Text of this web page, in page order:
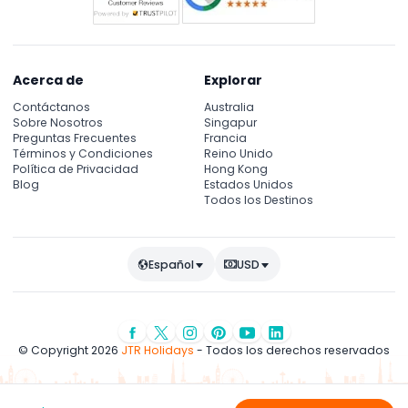
Acerca de
Contáctanos
Sobre Nosotros
Preguntas Frecuentes
Términos y Condiciones
Política de Privacidad
Blog
Explorar
Australia
Singapur
Francia
Reino Unido
Hong Kong
Estados Unidos
Todos los Destinos
Español USD
© Copyright 2026 JTR Holidays - Todos los derechos reservados